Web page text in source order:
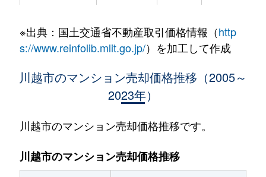
新宿町
2,000万円 川越
徒歩13分
2,100万円
新宿町
460万円 川越
新宿町
1,600万円 川越
※出典：国土交通省不動産取引価格情報（http
s://www.reinfolib.mlit.go.jp/）を加工して作成
川越市のマンション売却価格推移（2005～
2023年）
川越市のマンション売却価格推移です。
川越市のマンション売却価格推移